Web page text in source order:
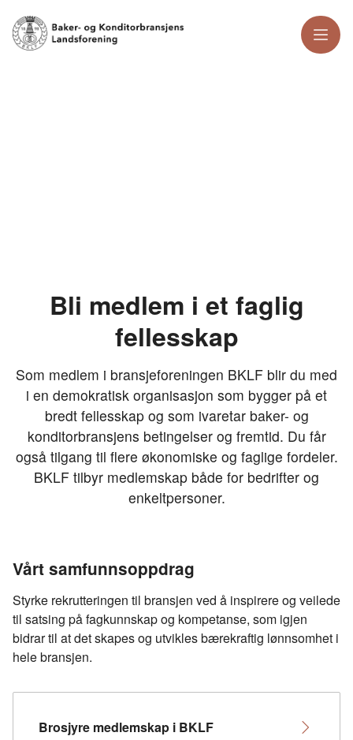
Meny
Bli medlem i et faglig
fellesskap
Som medlem i bransjeforeningen BKLF blir du med
i en demokratisk organisasjon som bygger på et
bredt fellesskap og som ivaretar baker- og
konditorbransjens betingelser og fremtid. Du får
også tilgang til flere økonomiske og faglige fordeler.
BKLF tilbyr medlemskap både for bedrifter og
enkeltpersoner.
Vårt samfunnsoppdrag
Styrke rekrutteringen til bransjen ved å inspirere og veilede
til satsing på fagkunnskap og kompetanse, som igjen
bidrar til at det skapes og utvikles bærekraftig lønnsomhet i
hele bransjen.
Brosjyre medlemskap i BKLF